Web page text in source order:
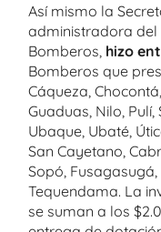
Así mismo la
administradora
Bomberos, hizo
Bomberos que
Cáqueza,
Guaduas, Nilo, Pulí,
Ubaque, Ubaté,
San Cayetano,
Sopó,
Tequendama. La
se suman a los